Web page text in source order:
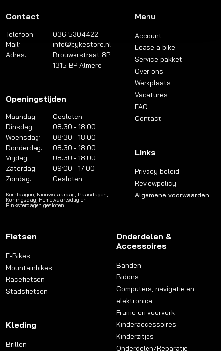
Contact
Telefoon:
036 5304422
Mail:
info@bykestore.nl
Adres:
Brouwerstraat 8B
1315 BP Almere
Openingstijden
Maandag:
Gesloten
Dinsdag:
08:30 - 18:00
Woensdag:
08:30 - 18:00
Donderdag:
08:30 - 18:00
Vrijdag:
08:30 - 18:00
Zaterdag:
09:00 - 17:00
Zondag:
Gesloten
Kerstdagen, Nieuwsjaardag, Paasdagen,
Koningsdag, Hemelvaartsdag en
Pinksterdagen gesloten.
Menu
Account
Lease a bike
Service pakket
Over ons
Werkplaats
Vacatures
FAQ
Contact
Links
Privacy beleid
Reviewpolicy
Algemene voorwaarden
Fietsen
E-Bikes
Mountainbikes
Racefietsen
Stadsfietsen
Kleding
Brillen
Onderdelen &
Accessoires
Banden
Bidons
Computers, navigatie en
elektronica
Frame en voorvork
Kinderaccessoires
Kinderzitjes
Onderdelen/Reparatie